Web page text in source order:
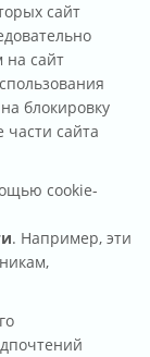
сайт
на сайт
блокировку
части сайта
cookie-
. Например, эти